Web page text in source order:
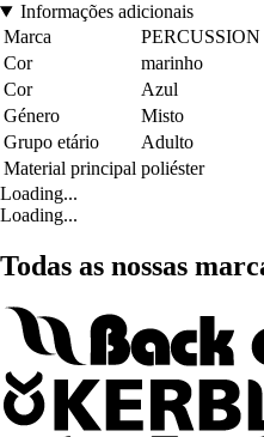
Informações adicionais
Marca
PERCUSSION
Cor
marinho
Cor
Azul
Género
Misto
Grupo etário
Adulto
Material principal poliéster
Loading...
Loading...
Todas as nossas